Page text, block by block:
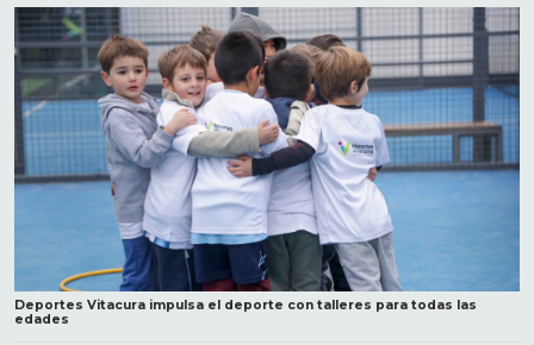
Deportes Vitacura impulsa el deporte con talleres para todas las
edades